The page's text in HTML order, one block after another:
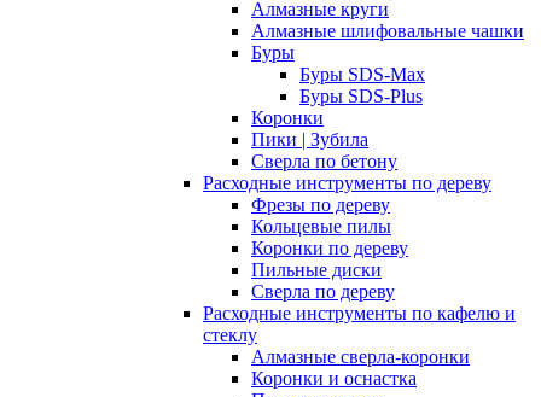
Алмазные круги
Алмазные шлифовальные чашки
Буры
Буры SDS-Max
Буры SDS-Plus
Коронки
Пики | Зубила
Сверла по бетону
Расходные инструменты по дереву
Фрезы по дереву
Кольцевые пилы
Коронки по дереву
Пильные диски
Сверла по дереву
Расходные инструменты по кафелю и
стеклу
Алмазные сверла-коронки
Коронки и оснастка